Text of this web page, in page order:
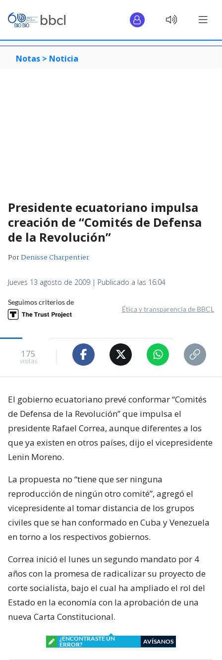
Notas > Noticia
Presidente ecuatoriano impulsa
creación de “Comités de Defensa
de la Revolución”
PorDenisse Charpentier
Jueves 13 agosto de 2009 | Publicado a las 16:04
Seguimos criterios de
Ética y transparencia de BBCL
175
visitas
El gobierno ecuatoriano prevé conformar “Comités
de Defensa de la Revolución” que impulsa el
presidente Rafael Correa, aunque diferentes a los
que ya existen en otros países, dijo el vicepresidente
Lenin Moreno.
La propuesta no “tiene que ser ninguna
reproducción de ningún otro comité”, agregó el
vicepresidente al tomar distancia de los grupos
civiles que se han conformado en Cuba y Venezuela
en torno a los respectivos gobiernos.
Correa inició el lunes un segundo mandato por 4
años con la promesa de radicalizar su proyecto de
corte socialista, bajo el cual ha ampliado el rol del
Estado en la economía con la aprobación de una
nueva Carta Constitucional.
¿ENCONTRASTE UN
ERROR?
AVÍSANOS